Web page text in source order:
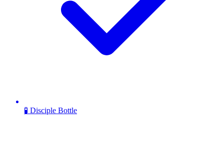
🧪 Disciple Bottle